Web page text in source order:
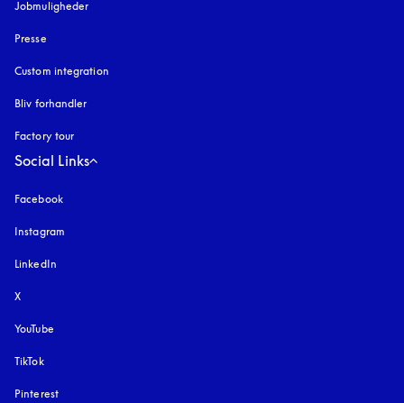
Jobmuligheder
Presse
Custom integration
Bliv forhandler
Factory tour
Social Links
Facebook
Instagram
LinkedIn
X
YouTube
TikTok
Pinterest